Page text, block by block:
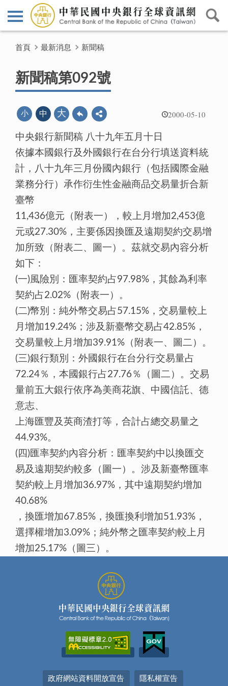
首頁 最新消息 新聞稿
新聞稿第092號
2000-05-10
小 中 大
中央銀行新聞稿 八十九年五月十日
依據本國銀行及外國銀行在台分行填送資料統
計，八十九年三月份國內銀行（包括國際金融
業務分行）承作衍生性金融商品交易量折合新
臺幣
11,436億元（附表一），較上月增加2,453億
元或27.30%，主要係因換匯及遠期契約交易增
加所致（附表二、圖一）。茲就交易內容分析
如下：
(一)風險別：匯率契約占97.98%，其餘為利率
契約占2.02%（附表一）。
(二)幣別：純外幣交易占57.15%，交易量較上
月增加19.24%；涉及新臺幣交易占42.85%，
交易量較上月增加39.91%（附表一、圖二）。
(三)銀行類別：外國銀行在台分行交易量占
72.24％，本國銀行占27.76％（圖二）。交易
量前五大銀行依序為美商花旗、中國信託、德
意志、
上海匯豐及英商渣打等，合計占總交易量之
44.93%。
(四)匯率契約內容分析：匯率契約中以換匯交
易及遠期契約較多（圖一）。涉及新臺幣匯率
契約較上月增加36.97%，其中遠期契約增加
40.68%
，換匯增加67.85%，換匯換利增加51.93%，
選擇權增加3.09%；純外幣之匯率契約較上月
增加25.17%（圖三）。
政府網站資料開放宣告 隱私權宣告